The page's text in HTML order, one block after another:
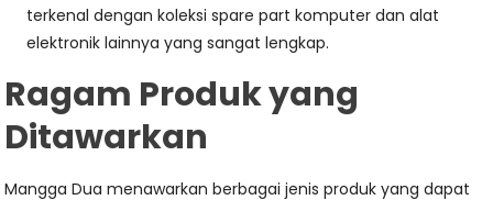
terkenal dengan koleksi spare part komputer dan alat
elektronik lainnya yang sangat lengkap.
Ragam Produk yang
Ditawarkan
Mangga Dua menawarkan berbagai jenis produk yang dapat